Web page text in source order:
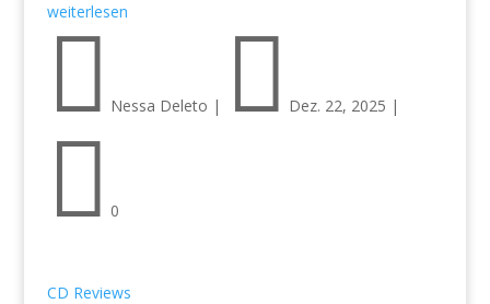
weiterlesen
 Nessa Deleto |  Dez. 22, 2025 |
 0
CD Reviews